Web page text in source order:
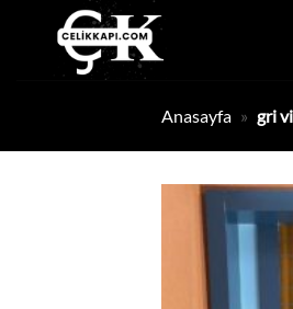
Anasayfa » gri